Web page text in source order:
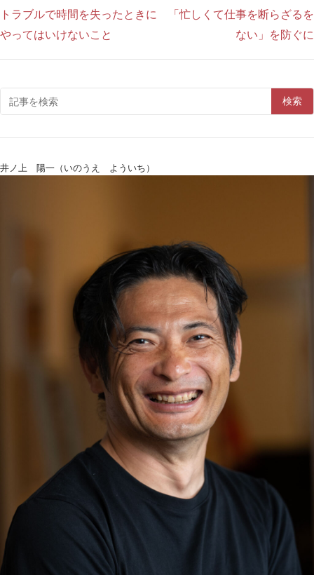
トラブルで時間を失ったときに
やってはいけないこと
「忙しくて仕事を断らざる
ない」を防ぐ
検索
井ノ上 陽一（いのうえ よういち）